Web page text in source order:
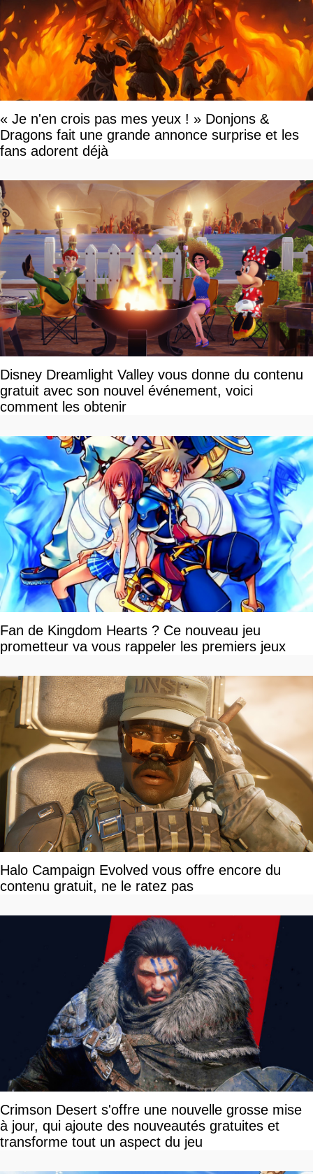
« Je n'en crois pas mes yeux ! » Donjons &
Dragons fait une grande annonce surprise et les
fans adorent déjà
Disney Dreamlight Valley vous donne du contenu
gratuit avec son nouvel événement, voici
comment les obtenir
Fan de Kingdom Hearts ? Ce nouveau jeu
prometteur va vous rappeler les premiers jeux
Halo Campaign Evolved vous offre encore du
contenu gratuit, ne le ratez pas
Crimson Desert s'offre une nouvelle grosse mise
à jour, qui ajoute des nouveautés gratuites et
transforme tout un aspect du jeu